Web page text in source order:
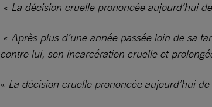
« La décision cruelle prononcée aujourd’hui
« Après plus d’une année passée loin de sa
contre lui, son incarcération cruelle et
« La décision cruelle prononcée aujourd’hui